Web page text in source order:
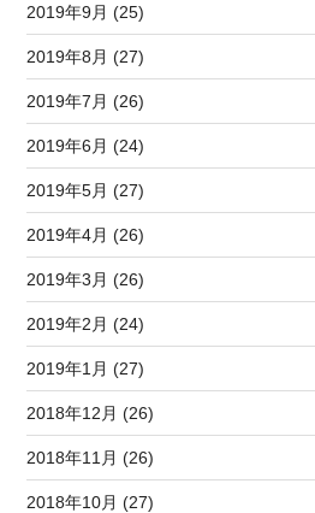
2019年9月 (25)
2019年8月 (27)
2019年7月 (26)
2019年6月 (24)
2019年5月 (27)
2019年4月 (26)
2019年3月 (26)
2019年2月 (24)
2019年1月 (27)
2018年12月 (26)
2018年11月 (26)
2018年10月 (27)